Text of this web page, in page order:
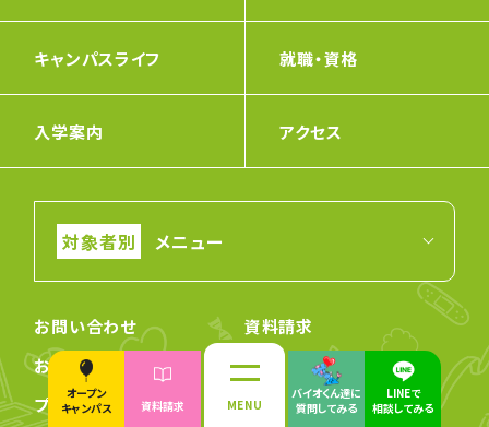
キャンパスライフ 就職・資格
入学案内 アクセス
メニュー
お問い合わせ
資料請求
お知らせ
人材募集
プライバシーポリシー
サイトマップ
オープン
キャンパス
資料請求 MENU
バイオくん達に
質問してみる
LINEで
相談してみる